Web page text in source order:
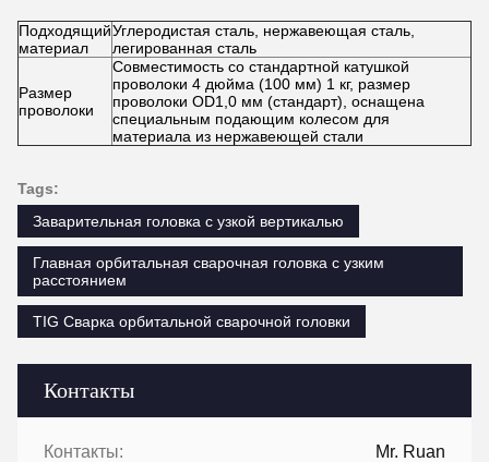
Контакты
Контакты: Mr. Ruan
Подходящий
материал
Углеродистая сталь, нержавеющая сталь,
легированная сталь
Размер
проволоки
Совместимость со стандартной катушкой
проволоки 4 дюйма (100 мм) 1 кг, размер
проволоки OD1,0 мм (стандарт), оснащена
специальным подающим колесом для
материала из нержавеющей стали
Tags:
Заварительная головка с узкой вертикалью
Главная орбитальная сварочная головка с узким
расстоянием
TIG Сварка орбитальной сварочной головки